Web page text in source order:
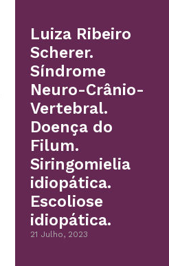
Luiza Ribeiro
Scherer.
Síndrome
Neuro-Crânio-
Vertebral.
Doença do
Filum.
Siringomielia
idiopática.
Escoliose
idiopática.
21 Julho, 2023